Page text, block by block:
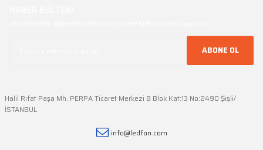
ABONE OL
Halil Rıfat Paşa Mh. PERPA Ticaret Merkezi B Blok Kat:13 No:2490 Şişli/
İSTANBUL
info@ledfon.com